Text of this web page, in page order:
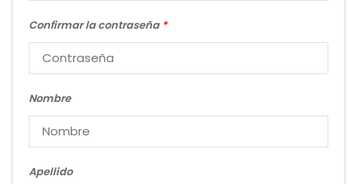
Confirmar la contraseña *
Nombre
Apellido